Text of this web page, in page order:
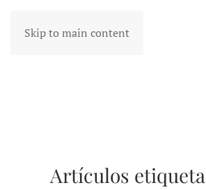
Skip to main content
Artículos